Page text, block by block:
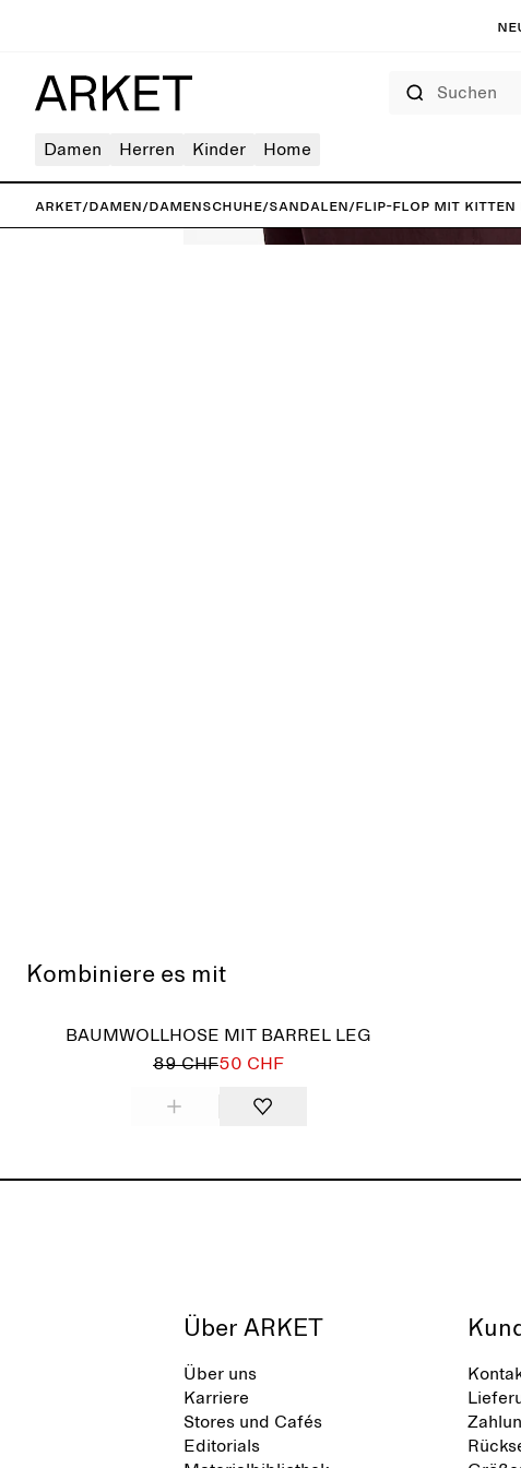
Damen Herren Kinder Home
ARKET/Damen/Damenschuhe/Sandalen/Flip-Flop mit Kitten
Kombiniere es mit
BAUMWOLLHOSE MIT BARREL LEG
89 CHF50 CHF
Über ARKET
Über uns
Karriere
Stores und Cafés
Editorials